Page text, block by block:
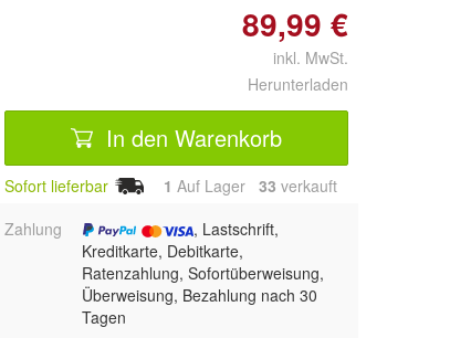
89,99 €
inkl. MwSt.
Herunterladen
In den Warenkorb
Sofort lieferbar 1 Auf Lager 33 verkauft
Zahlung
, Lastschrift,
Kreditkarte, Debitkarte,
Ratenzahlung, Sofortüberweisung,
Überweisung, Bezahlung nach 30
Tagen